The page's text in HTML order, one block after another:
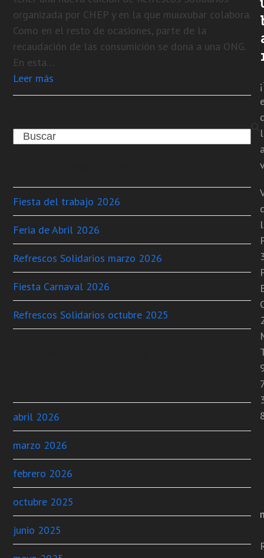
organizada por CHEP y en la que muuxubar colabora.
Como en el resto de ocasiones, parte de la
recaudación de las consumición se dona a una ONG.
En esta…
Leer más
Search
Fiesta del trabajo 2026
Feria de Abril 2026
Refrescos Solidarios marzo 2026
Fiesta Carnaval 2026
Refrescos Solidarios octubre 2025
abril 2026
marzo 2026
febrero 2026
octubre 2025
junio 2025